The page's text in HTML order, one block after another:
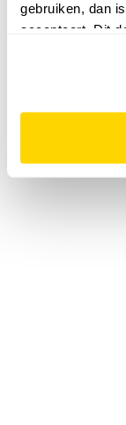
gebruiken, dan
accepteert. Dit
website niet